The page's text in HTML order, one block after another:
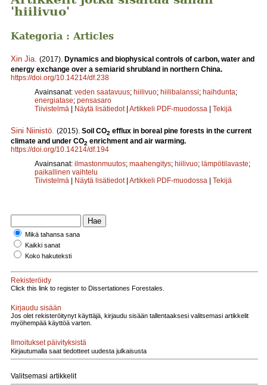
'hiilivuo'
Kategoria : Articles
Xin Jia (2017). Dynamics and biophysical controls of carbon, water and
energy exchange over a semiarid shrubland in northern China.
https://doi.org/10.14214/df.238
Avainsanat: veden saatavuus; hiilivuo; hiilibalanssi; haihdunta;
energiatase; pensasaro
Tiivistelmä | Näytä lisätiedot | Artikkeli PDF-muodossa | Tekijä
Sini Niinistö (2015). Soil CO2 efflux in boreal pine forests in the current
climate and under CO2 enrichment and air warming.
https://doi.org/10.14214/df.194
Avainsanat: ilmastonmuutos; maahengitys; hiilivuo; lämpötilavaste;
paikallinen vaihtelu
Tiivistelmä | Näytä lisätiedot | Artikkeli PDF-muodossa | Tekijä
Mikä tahansa sana
Kaikki sanat
Koko hakuteksti
Rekisteröidy
Click this link to register to Dissertationes Forestales.
Kirjaudu sisään
Jos olet rekisteröitynyt käyttäjä, kirjaudu sisään tallentaaksesi valitsemasi artikkelit
myöhempää käyttöä varten.
Ilmoitukset päivityksistä
Kirjautumalla saat tiedotteet uudesta julkaisusta
Valitsemasi artikkelit